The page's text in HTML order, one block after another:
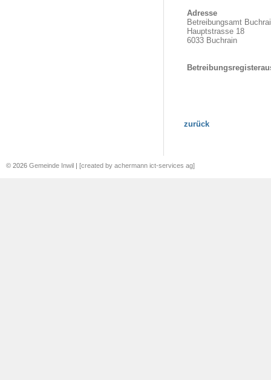
Adresse
Betreibungsamt
Hauptstrasse 18
6033 Buchrain
zurück
© 2026 Gemeinde Inwil | [created by achermann ict-services ag]